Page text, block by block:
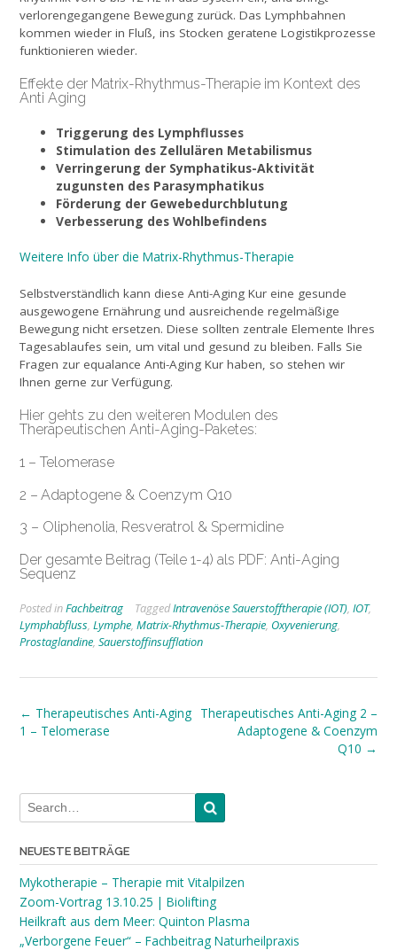
verlorengegangene Bewegung zurück. Das Lymphbahnen
kommen wieder in Fluß, ins Stocken geratene Logistikprozesse
funktionieren wieder.
Effekte der Matrix-Rhythmus-Therapie im Kontext des
Anti Aging
Triggerung des Lymphflusses
Stimulation des Zellulären Metabilismus
Verringerung der Symphatikus-Aktivität
zugunsten des Parasymphatikus
Förderung der Gewebedurchblutung
Verbesserung des Wohlbefindens
Weitere Info über die Matrix-Rhythmus-Therapie
Selbstverständlich kann diese Anti-Aging Kur eine gesunde
ausgewogene Ernährung und ausreichende regelmäßige
Bewegung nicht ersetzen. Diese sollten zentrale Elemente Ihres
Tagesablaufes sein, um vital und gesund zu bleiben. Falls Sie
Fragen zur equalance Anti-Aging Kur haben, so stehen wir
Ihnen gerne zur Verfügung.
Hier gehts zu den weiteren Modulen des
Therapeutischen Anti-Aging-Paketes:
1 – Telomerase
2 – Adaptogene & Coenzym Q10
3 – Oliphenolia, Resveratrol & Spermidine
Der gesamte Beitrag (Teile 1-4) als PDF: Anti-Aging
Sequenz
Posted inFachbeitrag TaggedIntravenöse Sauerstofftherapie (IOT), IOT,
Lymphabfluss, Lymphe, Matrix-Rhythmus-Therapie, Oxyvenierung,
Prostaglandine, Sauerstoffinsufflation
Post
navigation
← Therapeutisches Anti-Aging
1 – Telomerase
Therapeutisches Anti-Aging 2 –
Adaptogene & Coenzym
Q10 →
NEUESTE BEITRÄGE
Mykotherapie – Therapie mit Vitalpilzen
Zoom-Vortrag 13.10.25 | Biolifting
Heilkraft aus dem Meer: Quinton Plasma
„Verborgene Feuer“ – Fachbeitrag Naturheilpraxis